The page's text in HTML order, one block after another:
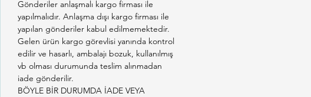
Gönderiler anlaşmalı kargo firması ile
yapılmalıdır. Anlaşma dışı kargo firması ile
yapılan gönderiler kabul edilmemektedir.
Gelen ürün kargo görevlisi yanında kontrol
edilir ve hasarlı, ambalajı bozuk, kullanılmış
vb olması durumunda teslim alınmadan
iade gönderilir.
BÖYLE BİR DURUMDA İADE VEYA